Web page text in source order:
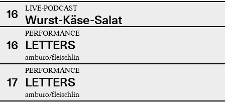
16 LIVE-PODCAST
Wurst-Käse-Salat
16
PERFORMANCE
LETTERS
amburo/fleischlin
17
PERFORMANCE
LETTERS
amburo/fleischlin